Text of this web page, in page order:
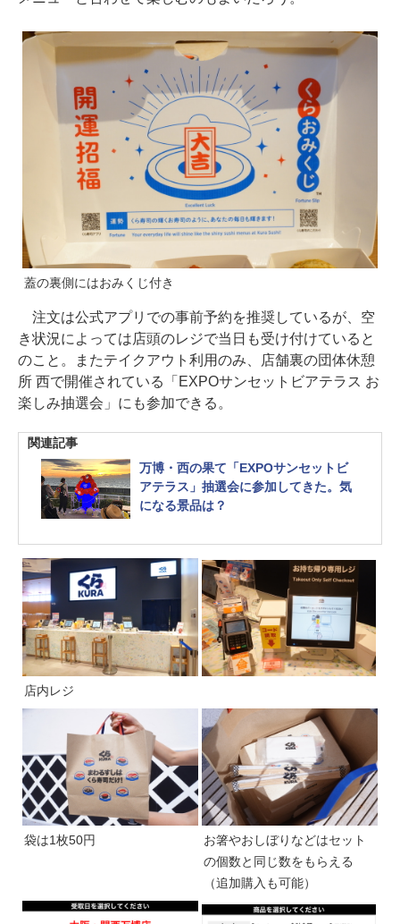
蓋の裏側にはおみくじ付き
注文は公式アプリでの事前予約を推奨しているが、空
き状況によっては店頭のレジで当日も受け付けていると
のこと。またテイクアウト利用のみ、店舗裏の団体休憩
所 西で開催されている「EXPOサンセットビアテラス お
楽しみ抽選会」にも参加できる。
関連記事
万博・西の果て「EXPOサンセットビ
アテラス」抽選会に参加してきた。気
になる景品は？
店内レジ
袋は1枚50円
お箸やおしぼりなどはセット
の個数と同じ数をもらえる
（追加購入も可能）